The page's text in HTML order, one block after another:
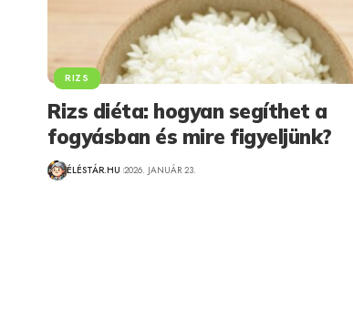
RIZS
Rizs diéta: hogyan segíthet a
fogyásban és mire figyeljünk?
ÉLÉSTÁR.HU 2026. JANUÁR 23.